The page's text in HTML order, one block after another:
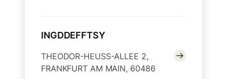
INGDDEFFTSY
THEODOR-HEUSS-ALLEE 2,
FRANKFURT AM MAIN, 60486